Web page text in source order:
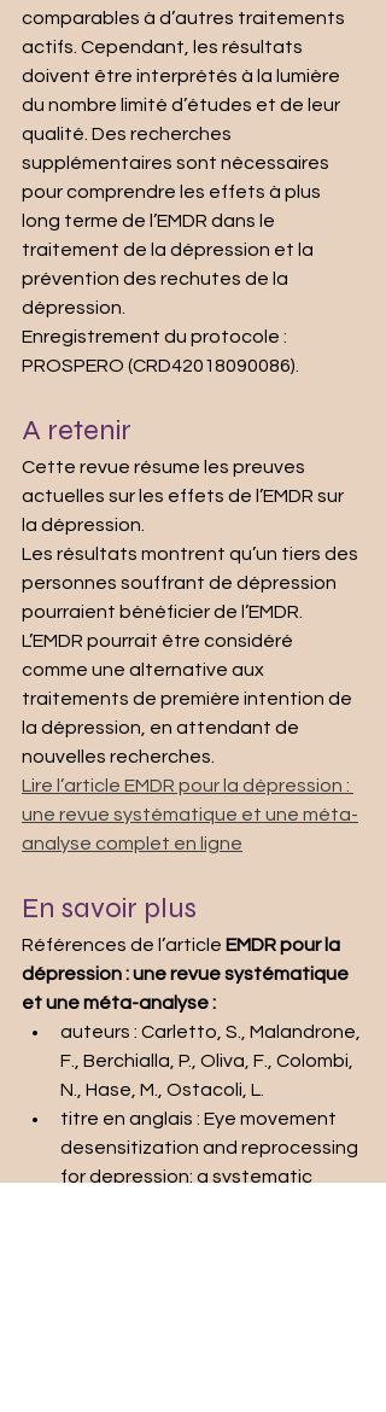
comparables à d’autres traitements
actifs. Cependant, les résultats
doivent être interprétés à la lumière
du nombre limité d’études et de leur
qualité. Des recherches
supplémentaires sont nécessaires
pour comprendre les effets à plus
long terme de l’EMDR dans le
traitement de la dépression et la
prévention des rechutes de la
dépression.
Enregistrement du protocole :
PROSPERO (CRD42018090086).
A retenir
Cette revue résume les preuves
actuelles sur les effets de l’EMDR sur
la dépression.
Les résultats montrent qu’un tiers des
personnes souffrant de dépression
pourraient bénéficier de l’EMDR.
L’EMDR pourrait être considéré
comme une alternative aux
traitements de première intention de
la dépression, en attendant de
nouvelles recherches.
Lire l’article EMDR pour la dépression :
une revue systématique et une méta-
analyse complet en ligne
En savoir plus
Références de l’article EMDR pour la
dépression : une revue systématique
et une méta-analyse :
auteurs : Carletto, S., Malandrone,
F., Berchialla, P., Oliva, F., Colombi,
N., Hase, M., Ostacoli, L.
titre en anglais : Eye movement
desensitization and reprocessing
for depression: a systematic